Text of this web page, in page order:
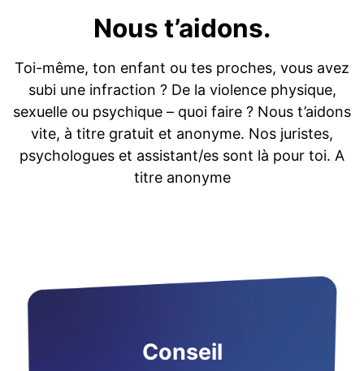
Nous t’aidons.
Toi-même, ton enfant ou tes proches, vous avez
subi une infraction ? De la violence physique,
sexuelle ou psychique – quoi faire ? Nous t’aidons
vite, à titre gratuit et anonyme. Nos juristes,
psychologues et assistant/es sont là pour toi. A
titre anonyme
Conseil